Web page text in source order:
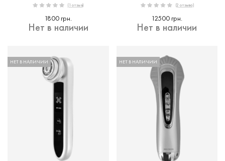
(1 отзыв)
1800 грн.
Нет в наличии
(2 отзыва)
12500 грн.
Нет в наличии
НЕТ В НАЛИЧИИ НЕТ В НАЛИЧИИ